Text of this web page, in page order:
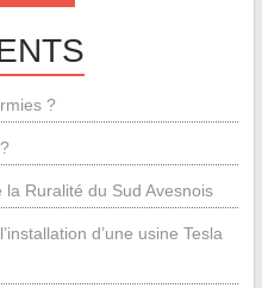
?
Ruralité du Sud Avesnois
d’une usine Tesla